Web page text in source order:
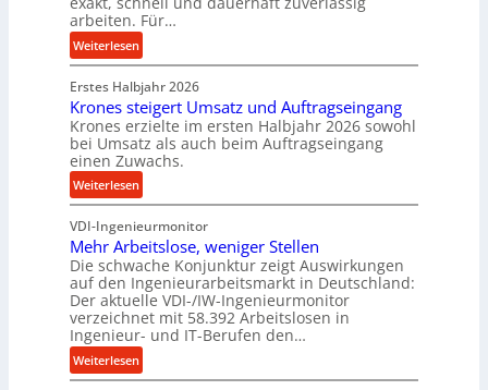
r
ü
c
k
p
r
o
z
e
s
s
l
i
arbeiten. Für…
Weiterlesen:
P
r
ä
z
i
s
e
u
n
d
l
a
n
g
e
Erstes Halbjahr 2026
Krones steigert Umsatz und Auftragseingang
Krones erzielte im ersten Halbjahr 2026 sowohl
bei Umsatz als auch beim Auftragseingang
einen Zuwachs.
Weiterlesen:
K
r
o
n
e
s
s
t
e
VDI-Ingenieurmonitor
Mehr Arbeitslose, weniger Stellen
Die schwache Konjunktur zeigt Auswirkungen
auf den Ingenieurarbeitsmarkt in Deutschland:
Der aktuelle VDI-/IW-Ingenieurmonitor
verzeichnet mit 58.392 Arbeitslosen in
Ingenieur- und IT-Berufen den…
Weiterlesen:
M